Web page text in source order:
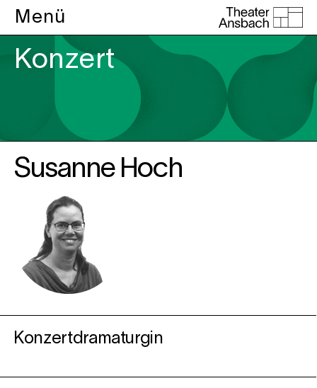
Menü
Konzert
Susanne Hoch
Konzertdramaturgin